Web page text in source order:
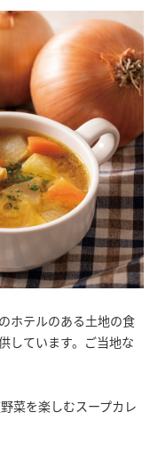
ホテルのある土地の食
しています。ご当地な
菜を楽しむスープカレ